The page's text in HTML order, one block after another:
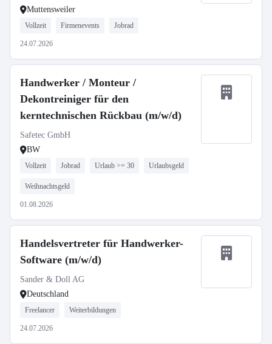
Muttensweiler
Vollzeit Firmenevents Jobrad
24.07.2026
Handwerker / Monteur /
Dekontreiniger für den
kerntechnischen Rückbau (m/w/d)
Safetec GmbH
BW
Vollzeit Jobrad Urlaub >= 30 Urlaubsgeld
Weihnachtsgeld
01.08.2026
Handelsvertreter für Handwerker-
Software (m/w/d)
Sander & Doll AG
Deutschland
Freelancer Weiterbildungen
24.07.2026